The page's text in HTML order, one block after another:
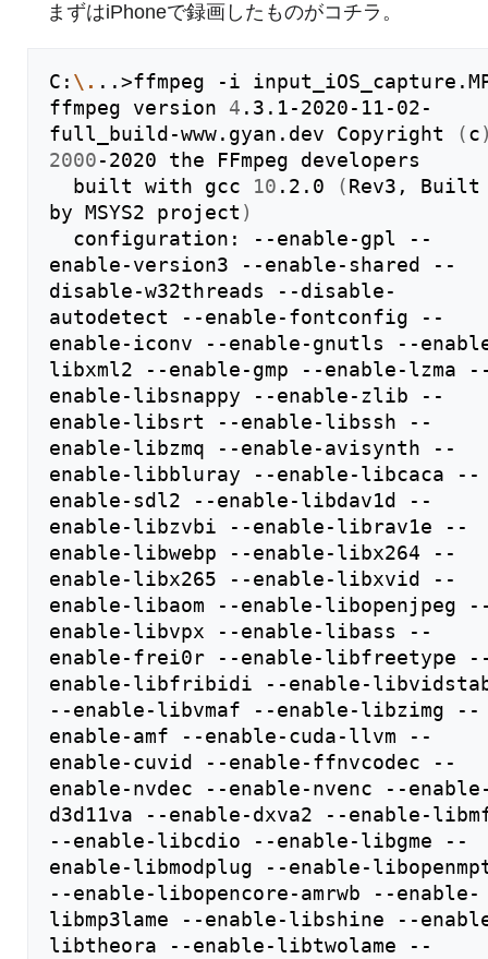
まずはiPhoneで録画したものがコチラ。
C: \. ..>ffmpeg -i
ffmpeg version 4 .3.1-2020-11-02-
full_build-www.gyan.dev Copyright
(c
2000-2020 the FFmpeg developers
  built with gcc
10 .2.0 (Rev3, Built
by MSYS2 project )
enable-version3 --enable-shared --
disable-w32threads --disable-
autodetect --enable-fontconfig --
enable-iconv --enable-gnutls --
libxml2 --enable-gmp --enable-lzma
enable-libsnappy --enable-zlib --
enable-libsrt --enable-libssh --
enable-libzmq --enable-avisynth --
enable-libbluray --enable-libcaca --
enable-sdl2 --enable-libdav1d --
enable-libzvbi --enable-librav1e --
enable-libwebp --enable-libx264 --
enable-libx265 --enable-libxvid --
enable-libaom --enable-libopenjpeg
enable-libvpx --enable-libass --
enable-frei0r --enable-libfreetype
enable-libfribidi --enable-
--enable-libvmaf --enable-libzimg --
enable-amf --enable-cuda-llvm --
enable-cuvid --enable-ffnvcodec --
enable-nvdec --enable-nvenc --
d3d11va --enable-dxva2 --enable-
--enable-libcdio --enable-libgme --
enable-libmodplug --enable-
--enable-libopencore-amrwb --enable-
libmp3lame --enable-libshine --
libtheora --enable-libtwolame --